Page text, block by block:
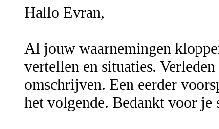
Hallo Evran,
Al jouw waarnemingen
vertellen en situaties.
omschrijven. Een eerder
het volgende. Bedankt voor